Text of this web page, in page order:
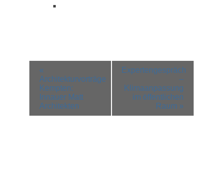
Navigation
«
Architekturvorträge
Kempten:
Innauer Matt
Architekten
Expertengespräch
–
Klimaanpassung
im öffentlichen
Raum »